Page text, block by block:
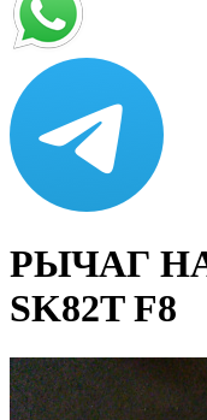
РЫЧАГ НА
SK82T F8